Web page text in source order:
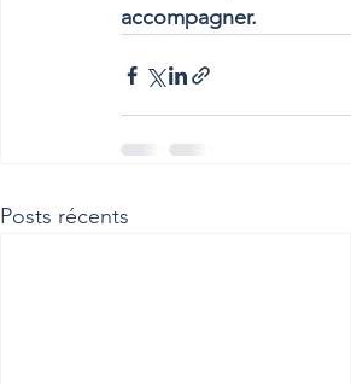
accompagner.
Posts récents